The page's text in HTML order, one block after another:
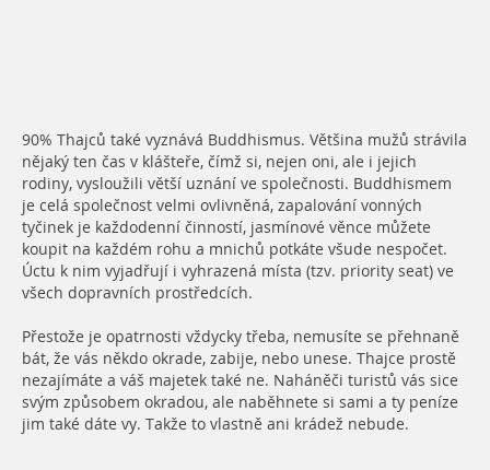
90% Thajců také vyznává Buddhismus. Většina mužů strávila
nějaký ten čas v klášteře, čímž si, nejen oni, ale i jejich
rodiny, vysloužili větší uznání ve společnosti. Buddhismem
je celá společnost velmi ovlivněná, zapalování vonných
tyčinek je každodenní činností, jasmínové věnce můžete
koupit na každém rohu a mnichů potkáte všude nespočet.
Úctu k nim vyjadřují i vyhrazená místa (tzv. priority seat) ve
všech dopravních prostředcích.
Přestože je opatrnosti vždycky třeba, nemusíte se přehnaně
bát, že vás někdo okrade, zabije, nebo unese. Thajce prostě
nezajímáte a váš majetek také ne. Naháněči turistů vás sice
svým způsobem okradou, ale naběhnete si sami a ty peníze
jim také dáte vy. Takže to vlastně ani krádež nebude.